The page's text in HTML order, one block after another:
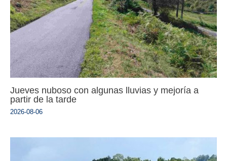
Jueves nuboso con algunas lluvias y mejoría a
partir de la tarde
2026-08-06